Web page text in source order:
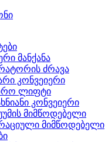
მანქანა
ძრავა
კონვეიერი
ლიფტი
კონვეიერი
მიმწოდებელი
მიმწოდებელი